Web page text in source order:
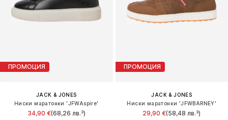
ПРОМОЦИЯ
JACK & JONES
Ниски маратонки 'JFWAspire'
34,90 €(68,26 лв.³)
ПРОМОЦИЯ
JACK & JONES
Ниски маратонки 'JFWBARNEY'
29,90 €(58,48 лв.³)